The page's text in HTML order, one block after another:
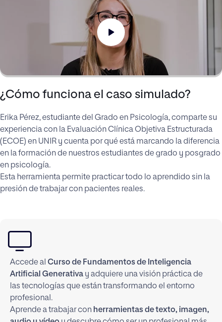
¿Cómo funciona el caso simulado?
Erika Pérez, estudiante del Grado en Psicología, comparte su
experiencia con la Evaluación Clínica Objetiva Estructurada
(ECOE) en UNIR y cuenta por qué está marcando la diferencia
en la formación de nuestros estudiantes de grado y posgrado
en psicología.
Esta herramienta permite practicar todo lo aprendido sin la
presión de trabajar con pacientes reales.
Accede al Curso de Fundamentos de Inteligencia
Artificial Generativa y adquiere una visión práctica de
las tecnologías que están transformando el entorno
profesional.
Aprende a trabajar con herramientas de texto, imagen,